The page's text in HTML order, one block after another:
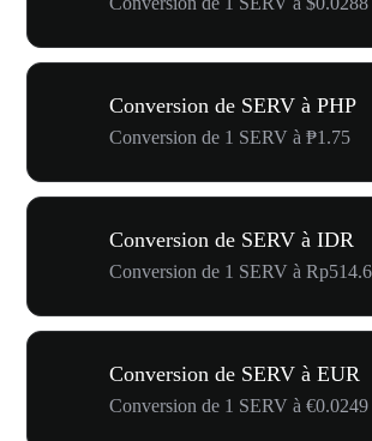
Conversion de SERV à PHP
Conversion de 1 SERV à ₱1.75
Conversion de SERV à IDR
Conversion de 1 SERV à
Conversion de SERV à EUR
Conversion de 1 SERV à €0.0249